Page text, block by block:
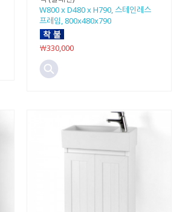
W800 x D480 x H790, 스테인레스
프레임, 800x480x790
￦330,000